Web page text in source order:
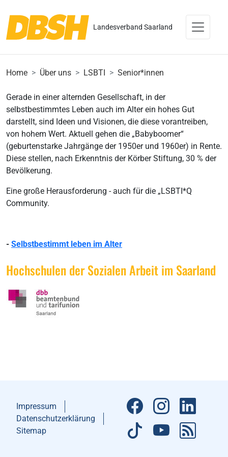
Landesverband Saarland
Home Über uns LSBTI Senior*innen
Gerade in einer alternden Gesellschaft, in der
selbstbestimmtes Leben auch im Alter ein hohes Gut
darstellt, sind Ideen und Visionen, die diese vorantreiben,
von hohem Wert. Aktuell gehen die „Babyboomer“
(geburtenstarke Jahrgänge der 1950er und 1960er) in Rente.
Diese stellen, nach Erkenntnis der Körber Stiftung, 30 % der
Bevölkerung.
Eine große Herausforderung - auch für die „LSBTI*Q
Community.
- Selbstbestimmt leben im Alter
Hochschulen der Sozialen Arbeit im Saarland
Impressum
Datenschutzerklärung
Sitemap